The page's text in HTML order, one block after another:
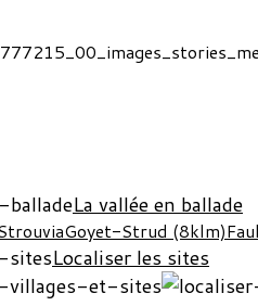
La vallée en ballade
Goyet-Strud (8klm)
Localiser les sites